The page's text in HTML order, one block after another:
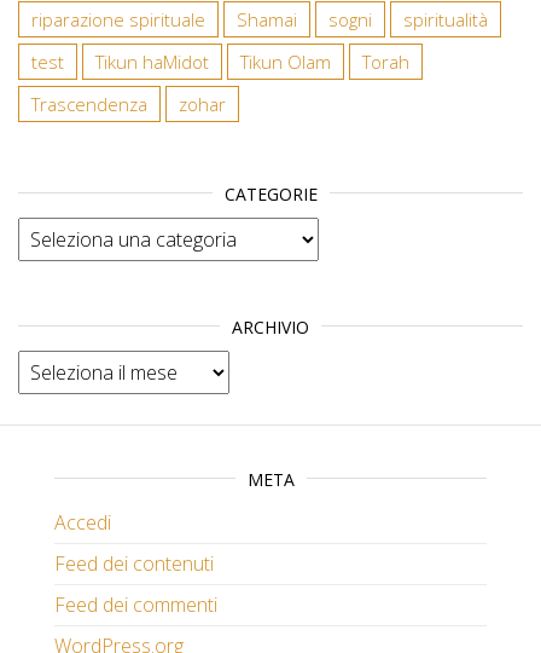
riparazione spirituale
Shamai sogni
spiritualità
test
Tikun haMidot Tikun Olam
Torah
Trascendenza
zohar
CATEGORIE
Categorie
ARCHIVIO
Archivio
META
Accedi
Feed dei contenuti
Feed dei commenti
WordPress.org